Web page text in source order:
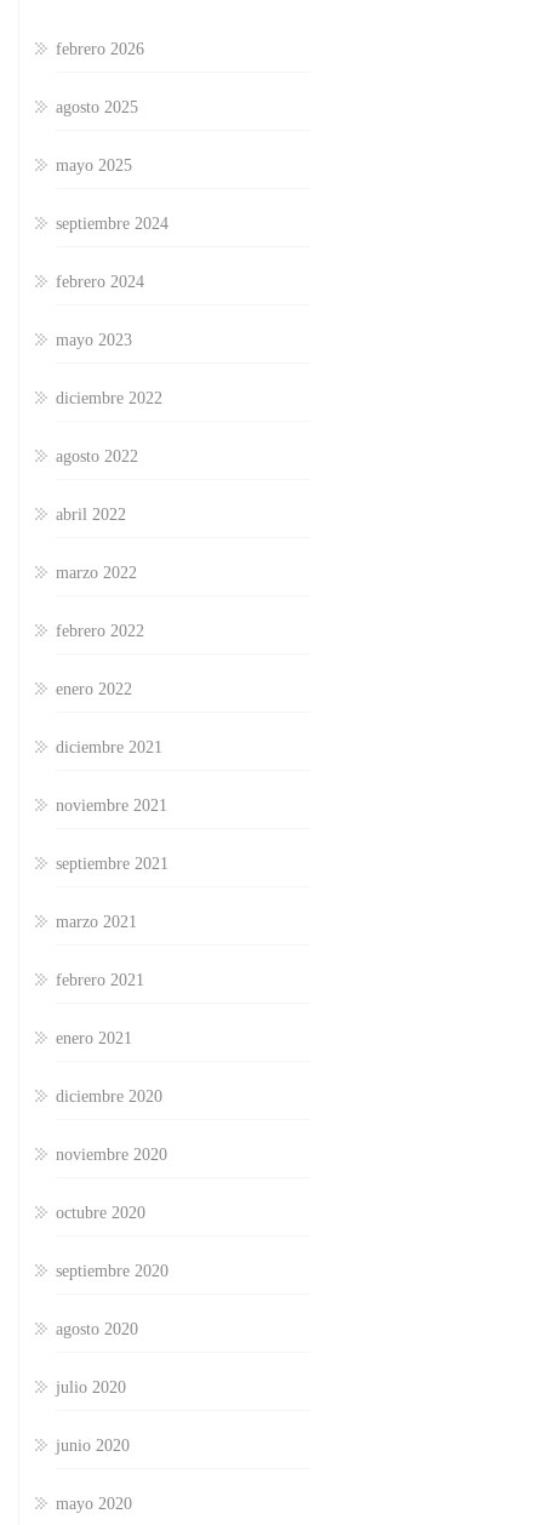
febrero 2026
agosto 2025
mayo 2025
septiembre 2024
febrero 2024
mayo 2023
diciembre 2022
agosto 2022
abril 2022
marzo 2022
febrero 2022
enero 2022
diciembre 2021
noviembre 2021
septiembre 2021
marzo 2021
febrero 2021
enero 2021
diciembre 2020
noviembre 2020
octubre 2020
septiembre 2020
agosto 2020
julio 2020
junio 2020
mayo 2020